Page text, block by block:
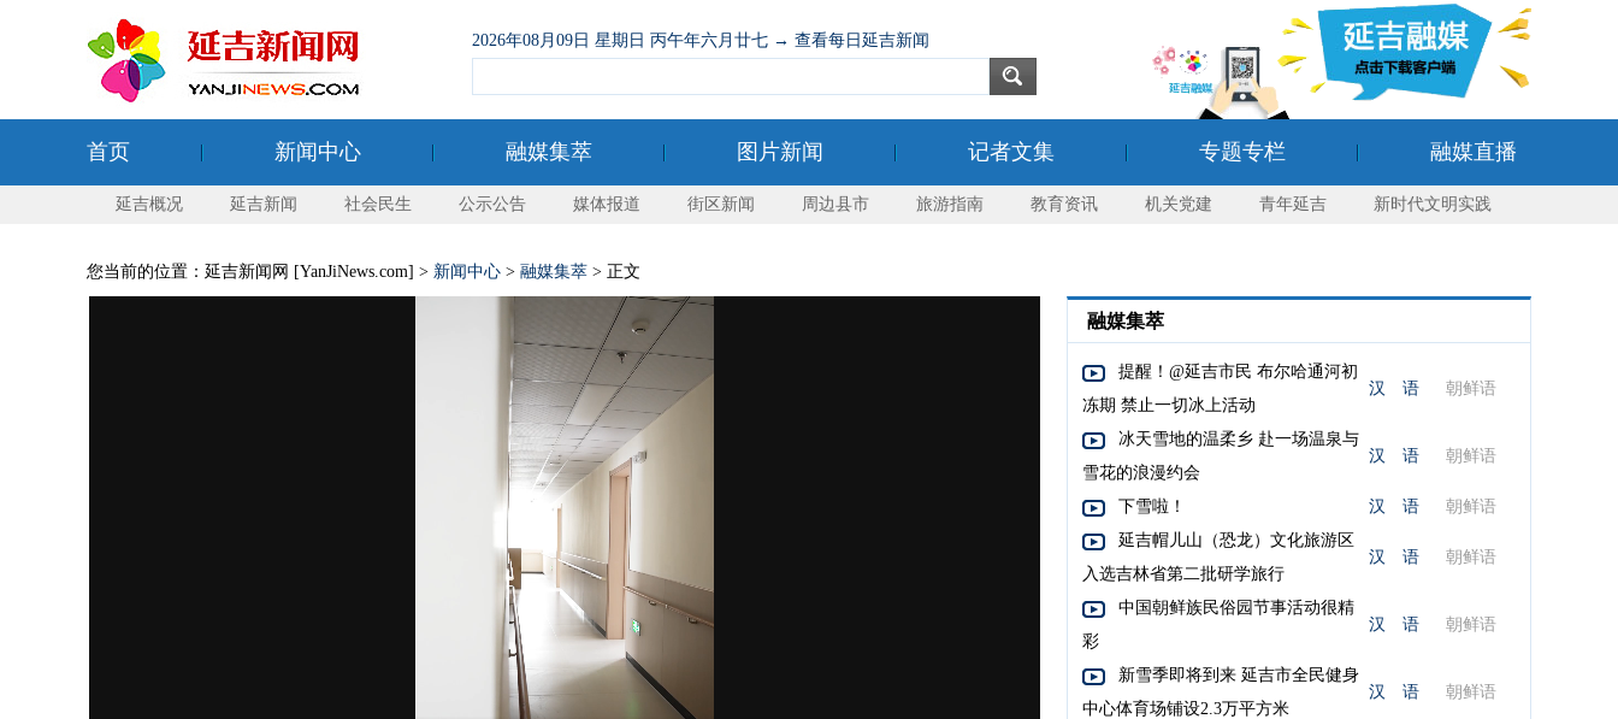
2026年08月09日 星期日 丙午年六月廿七 → 查看每日延吉新闻
首页 新闻中心 融媒集萃 图片新闻 记者文集 专题专栏 融媒直播
延吉概况 延吉新闻 社会民生 公示公告 媒体报道 街区新闻 周边县市 旅游指南 教育资讯 机关党建 青年延吉 新时代文明实践
您当前的位置：延吉新闻网 [YanJiNews.com] > 新闻中心 > 融媒集萃 > 正文
融媒集萃
提醒！@延吉市民 布尔哈通河初
冻期 禁止一切冰上活动
汉 语 朝鲜语
冰天雪地的温柔乡 赴一场温泉与
雪花的浪漫约会
汉 语 朝鲜语
下雪啦！ 汉 语
朝鲜语
延吉帽儿山（恐龙）文化旅游区
入选吉林省第二批研学旅行
汉 语 朝鲜语
中国朝鲜族民俗园节事活动很精
彩
汉 语 朝鲜语
新雪季即将到来 延吉市全民健身
中心体育场铺设2.3万平方米
汉 语 朝鲜语